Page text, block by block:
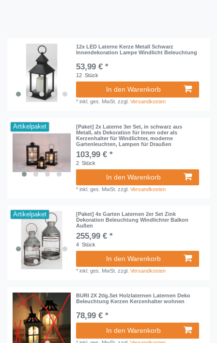
12x LED Laterne Kerze Metall Schwarz
Innendekoration Lampe Windlicht Beleuchtung
53,99 € *
12 Stück
In den Warenkorb
*inkl. ges. MwSt. zzgl.Versandkosten
Artikelpaket
[Paket] 2x Laterne 3er Set, in schwarz aus
Metall, als Dekoration für Innen oder als
Kerzenhalter für Windlichter, moderne
Gartenleuchten, Lampen für Draußen
103,99 € *
2 Stück
In den Warenkorb
*inkl. ges. MwSt. zzgl.Versandkosten
Artikelpaket
[Paket] 4x Garten Laternen 2er Set Zink
Dekoration Beleuchtung Windlichter Balkon
Außen
255,99 € *
4 Stück
In den Warenkorb
*inkl. ges. MwSt. zzgl.Versandkosten
BURI 2X 2tlg.Set Holzlaternen Laternen Deko
Beleuchtung Kerzen Kerzenhalter wohnen
78,99 € *
In den Warenkorb